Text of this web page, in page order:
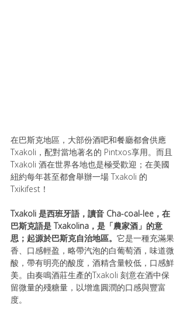
在巴斯克地區，大部份酒吧和餐廳都會供應
Txakoli，配對當地著名的 Pintxos享用。而且
Txakoli 酒在世界各地也是極受歡迎；在美國
紐約每年甚至都會舉辦一場 Txakoli 的
Txikifest！
Txakoli 是西班牙語，讀音 Cha-coal-lee，在
巴斯克語是 Txakolina，是「農家酒」的意
思；起源於巴斯克自治地區。 它是一種充滿果
香、口感輕盈，略帶汽泡的白葡萄酒，味道微
酸，帶有明亮的酸度，酒精含量較低，口感鮮
美。由奏鳴酒莊生產的Txakoli 刻意在酒中保
留微量的殘糖量，以增進圓潤的口感與豐富
度。